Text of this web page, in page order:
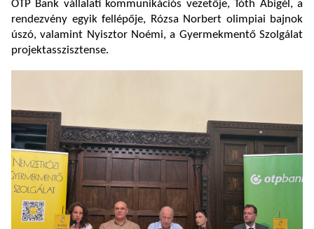
OTP Bank vállalati kommunikációs vezetője, Tóth Abigél, a
rendezvény egyik fellépője, Rózsa Norbert olimpiai bajnok
úszó, valamint Nyisztor Noémi, a Gyermekmentő Szolgálat
projektasszisztense.